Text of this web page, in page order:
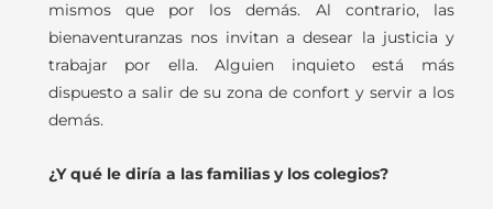
mismos que por los demás. Al contrario, las
bienaventuranzas nos invitan a desear la justicia y
trabajar por ella. Alguien inquieto está más
dispuesto a salir de su zona de confort y servir a los
demás.
¿Y qué le diría a las familias y los colegios?